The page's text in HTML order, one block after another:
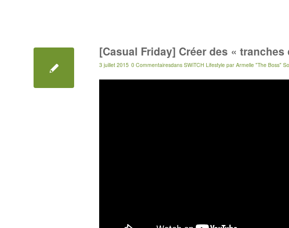
[Casual Friday] Créer des « tranches
3 juillet 2015 0 Commentairesdans SWiTCH Lifestyle par Armelle "The Boss"